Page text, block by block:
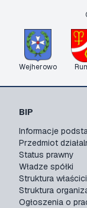
Wejherowo
BIP
Informacje
Przedmiot
Status prawny
Władze spółki
Struktura
Struktura
Ogłoszenia o